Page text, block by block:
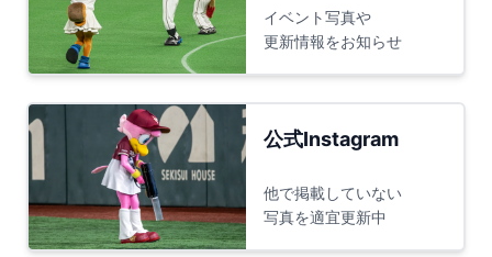
イベント写真や
更新情報をお知らせ
公式Instagram
他で掲載していない
写真を適宜更新中